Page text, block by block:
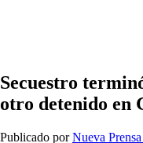
Secuestro
otro detenido en
Publicado porNueva